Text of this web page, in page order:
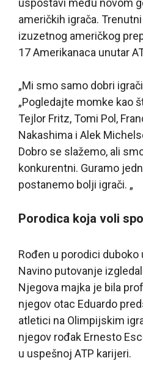
uspostavi među novom
američkih igrača.
izuzetnog američkog
17 Amerikanaca unutar
„Mi smo samo dobri
„Pogledajte momke kao
Tejlor Fritz, Tomi Pol,
Nakashima i Alek
Dobro se slažemo, ali
konkurentni. Guramo
postanemo bolji igrači. „
Porodica koja voli
Rođen u porodici
Navino putovanje
Njegova majka je bila
njegov otac Eduardo
atletici na Olimpijskim
njegov rođak Ernesto
u uspešnoj ATP karijeri.